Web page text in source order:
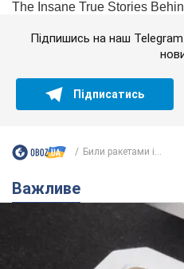
Підпишись на наш
Підписатись
Били ракетами і...
Важливе